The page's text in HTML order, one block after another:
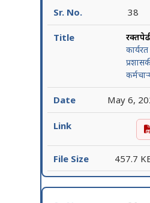
38
रक्तपेढी
May 6,
457.7